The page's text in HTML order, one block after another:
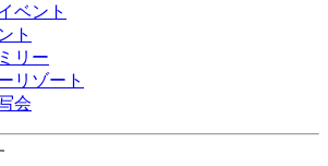
ベント
ト
リー
リゾート
会